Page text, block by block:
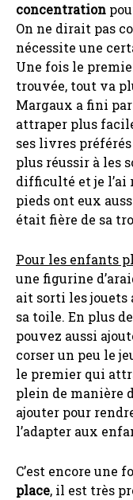
concentration
On ne dirait pas
nécessite une
Une fois le
trouvée, tout va
Margaux a fini
attraper plus
ses livres
plus réussir à les
difficulté et je l’ai
pieds ont eux
était fière de sa
Pour les enfants
une figurine
ait sorti les jouets
sa toile. En plus
pouvez aussi
corser un peu le
le premier qui
plein de manière
ajouter pour
l’adapter aux
C’est encore une
place, il est très